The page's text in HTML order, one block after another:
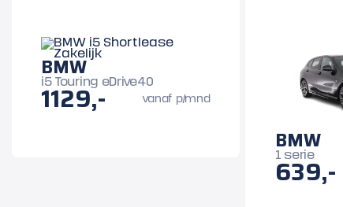
BMW
i5 Touring eDrive40
1129,- vanaf p/mnd
BMW
1 serie
639,-